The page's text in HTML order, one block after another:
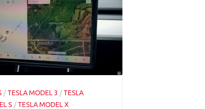
/TESLA MODEL 3 /TESLA
S /TESLA MODEL X